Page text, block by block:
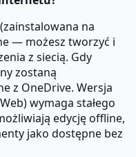
na
— możesz tworzyć i
z siecią. Gdy
zostaną
z OneDrive. Wersja
wymaga stałego
edycję offline,
jako dostępne bez